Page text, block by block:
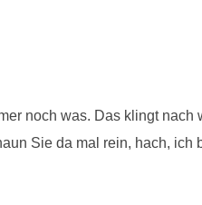
noch was. Das klingt nach
Sie da mal rein, hach, ich